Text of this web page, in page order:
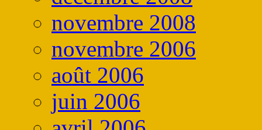
novembre 2008
novembre 2006
août 2006
juin 2006